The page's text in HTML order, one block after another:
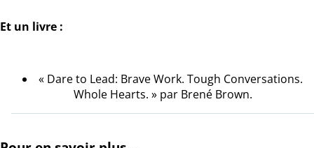
Et un livre :
« Dare to Lead: Brave Work. Tough Conversations.
Whole Hearts. » par Brené Brown.